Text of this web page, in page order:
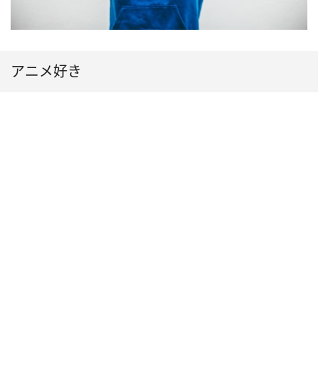
アニメ好き